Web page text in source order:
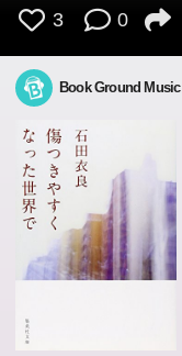
3 0
Book Ground Music